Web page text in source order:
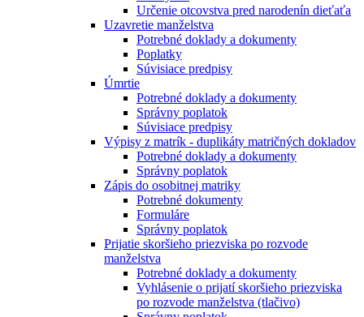
Určenie otcovstva pred narodenín dieťaťa
Uzavretie manželstva
Potrebné doklady a dokumenty
Poplatky
Súvisiace predpisy
Úmrtie
Potrebné doklady a dokumenty
Správny poplatok
Súvisiace predpisy
Výpisy z matrík - duplikáty matričných dokladov
Potrebné doklady a dokumenty
Správny poplatok
Zápis do osobitnej matriky
Potrebné dokumenty
Formuláre
Správny poplatok
Prijatie skoršieho priezviska po rozvode
manželstva
Potrebné doklady a dokumenty
Vyhlásenie o prijatí skoršieho priezviska
po rozvode manželstva (tlačivo)